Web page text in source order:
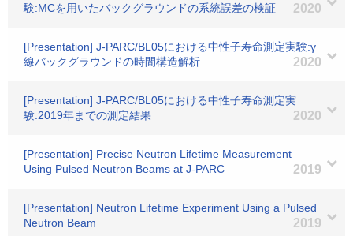
験:MCを用いたバックグラウンドの系統誤差の検証
2020
[Presentation] J-PARC/BL05における中性子寿命測定実験:γ
線バックグラウンドの時間構造解析
2020
[Presentation] J-PARC/BL05における中性子寿命測定実
験:2019年までの測定結果
2020
[Presentation] Precise Neutron Lifetime Measurement
Using Pulsed Neutron Beams at J-PARC
2019
[Presentation] Neutron Lifetime Experiment Using a Pulsed
Neutron Beam
2019